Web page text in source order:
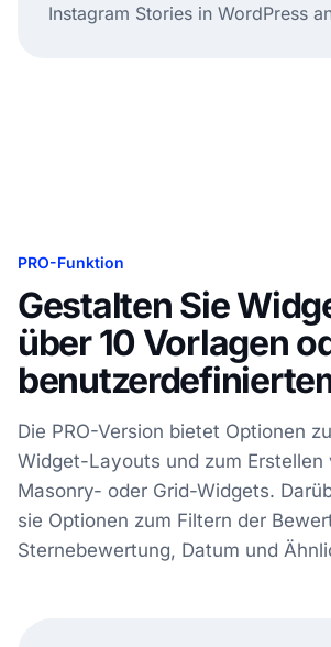
Instagram Stories in WordPress
PRO-Funktion
Gestalten Sie
über 10 Vorlagen
Die PRO-Version bietet Optionen
Widget-Layouts und zum Erstellen
Masonry- oder Grid-Widgets.
sie Optionen zum Filtern der
Sternebewertung, Datum und